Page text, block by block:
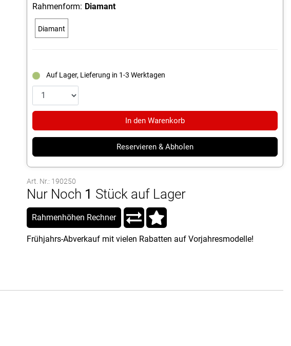
Rahmenform: Diamant
Diamant
Auf Lager, Lieferung in 1-3 Werktagen
In den Warenkorb
Reservieren & Abholen
Art. Nr.: 190250
Nur Noch 1 Stück auf Lager
Rahmenhöhen Rechner
Frühjahrs-Abverkauf mit vielen Rabatten auf Vorjahresmodelle!